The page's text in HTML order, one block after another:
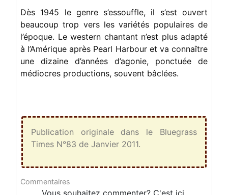
Dès 1945 le genre s’essouffle, il s’est ouvert
beaucoup trop vers les variétés populaires de
l’époque. Le western chantant n’est plus adapté
à l’Amérique après Pearl Harbour et va connaître
une dizaine d’années d’agonie, ponctuée de
médiocres productions, souvent bâclées.
Publication originale dans le Bluegrass
Times N°83 de Janvier 2011.
Commentaires